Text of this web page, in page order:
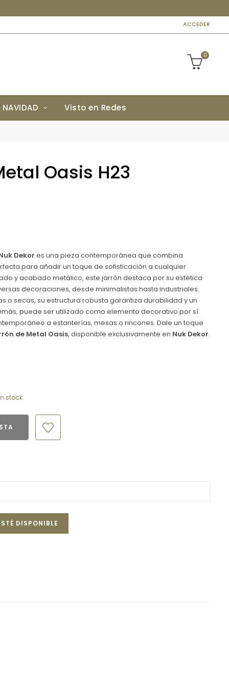
ACCEDER
0
NAVIDAD Visto en Redes
Oasis H23
Dekor es una pieza contemporánea que combina
para añadir un toque de sofisticación a cualquier
y acabado metálico, este jarrón destaca por su estética
decoraciones, desde minimalistas hasta industriales.
o secas, su estructura robusta garantiza durabilidad y un
puede ser utilizado como elemento decorativo por sí
a estanterías, mesas o rincones. Dale un toque
de Metal Oasis, disponible exclusivamente en Nuk Dekor.
stock
DISPONIBLE